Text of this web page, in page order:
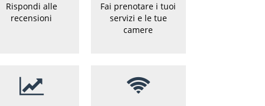
Rispondi alle
recensioni
Fai prenotare i tuoi
servizi e le tue
camere